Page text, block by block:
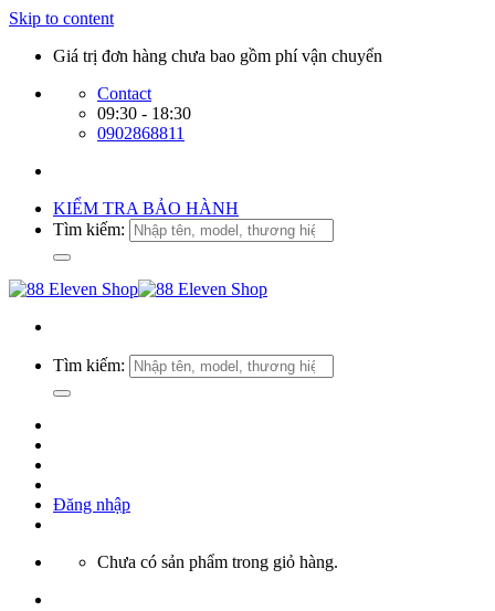
Skip to content
Giá trị đơn hàng chưa bao gồm phí vận chuyển
Contact
09:30 - 18:30
0902868811
KIỂM TRA BẢO HÀNH
Tìm kiếm:
Tìm kiếm:
Đăng nhập
Chưa có sản phẩm trong giỏ hàng.